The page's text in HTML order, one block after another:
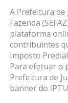
A Prefeitura de
Fazenda
plataforma
contribuintes
Imposto
Para efetuar o
Prefeitura de
banner do